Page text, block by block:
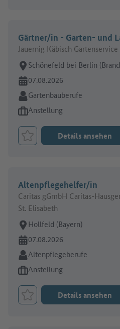
Gärtner/in - Garten- und
Jauernig Käbisch
Arbeitsort:
Schönefeld bei Berlin
Online seit:
07.08.2026
Branche:
Gartenbauberufe
Art des Jobangebots:
Anstellung
Job merken
Details ansehen
Altenpflegehelfer/in
Caritas gGmbH Caritas-
St. Elisabeth
Arbeitsort:
Hollfeld (Bayern)
Online seit:
07.08.2026
Branche:
Altenpflegeberufe
Art des Jobangebots:
Anstellung
Job merken
Details ansehen